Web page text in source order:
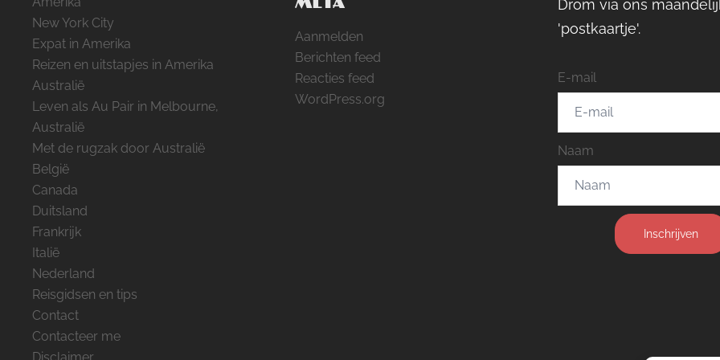
New York City
Expat in Amerika
Reizen en uitstapjes in Amerika
Australië
Leven als Au Pair in Melbourne,
Australië
Met de rugzak door Australië
België
Canada
Duitsland
Frankrijk
Italië
Nederland
Reisgidsen en tips
Contact
Contacteer me
Aanmelden
Berichten feed
Reacties feed
WordPress.org
Drom via ons
'postkaartje'.
E-mail
Naam
Inschrijven